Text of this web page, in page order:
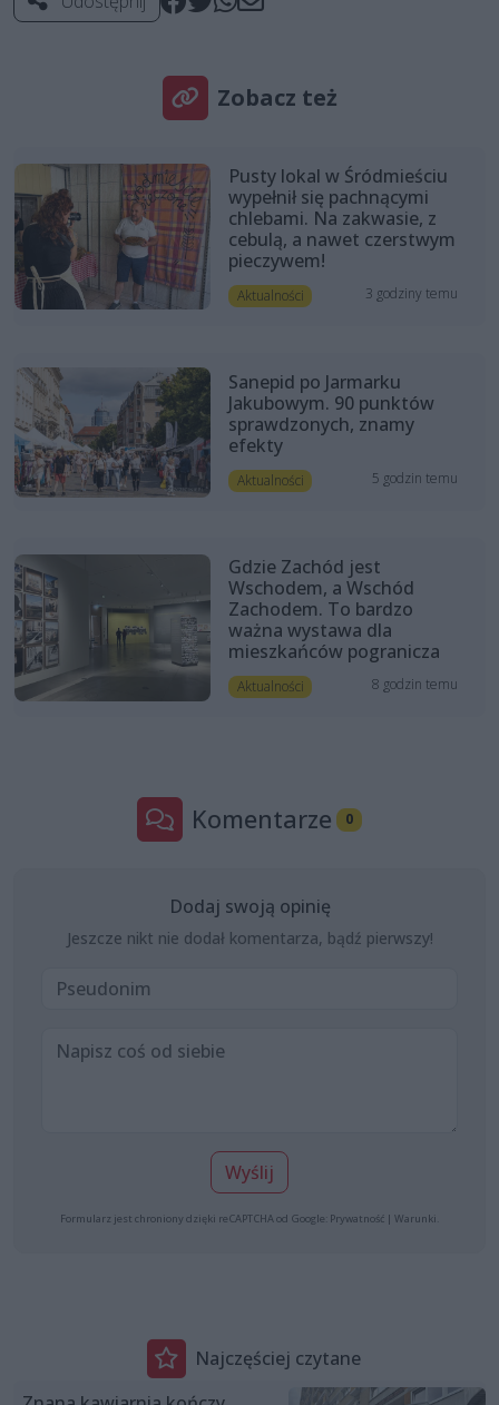
Zobacz też
Pusty lokal w Śródmieściu
wypełnił się pachnącymi
chlebami. Na zakwasie, z
cebulą, a nawet czerstwym
pieczywem!
Aktualności 3 godziny temu
Sanepid po Jarmarku
Jakubowym. 90 punktów
sprawdzonych, znamy
efekty
Aktualności 5 godzin temu
Gdzie Zachód jest
Wschodem, a Wschód
Zachodem. To bardzo
ważna wystawa dla
mieszkańców pogranicza
Aktualności 8 godzin temu
Komentarze 0
Dodaj swoją opinię
Jeszcze nikt nie dodał komentarza, bądź pierwszy!
Wyślij
Formularz jest chroniony dzięki reCAPTCHA od Google: Prywatność | Warunki
Najczęściej czytane